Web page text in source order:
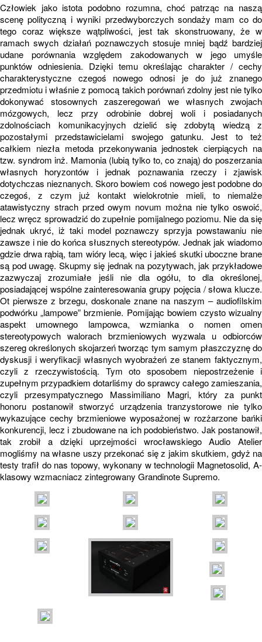
Człowiek jako istota podobno rozumna, choć patrząc na naszą
scenę polityczną i wyniki przedwyborczych sondaży mam co do
tego coraz większe wątpliwości, jest tak skonstruowany, że w
ramach swych działań poznawczych stosuje mniej bądź bardziej
udane porównania względem zakodowanych w jego umyśle
punktów odniesienia. Dzięki temu określając charakter / cechy
charakterystyczne czegoś nowego odnosi je do już znanego
przedmiotu i właśnie z pomocą takich porównań zdolny jest nie tylko
dokonywać stosownych zaszeregowań we własnych zwojach
mózgowych, lecz przy odrobinie dobrej woli i posiadanych
zdolnościach komunikacyjnych dzielić się zdobytą wiedzą z
pozostałymi przedstawicielami swojego gatunku. Jest to też
całkiem niezła metoda przekonywania jednostek cierpiących na
tzw. syndrom inż. Mamonia (lubią tylko to, co znają) do poszerzania
własnych horyzontów i jednak poznawania rzeczy i zjawisk
dotychczas nieznanych. Skoro bowiem coś nowego jest podobne do
czegoś, z czym już kontakt wielokrotnie mieli, to niemalże
atawistyczny strach przed owym novum można nie tylko oswoić,
lecz wręcz sprowadzić do zupełnie pomijalnego poziomu. Nie da się
jednak ukryć, iż taki model poznawczy sprzyja powstawaniu nie
zawsze i nie do końca słusznych stereotypów. Jednak jak wiadomo
gdzie drwa rąbią, tam wióry lecą, więc i jakieś skutki uboczne brane
są pod uwagę. Skupmy się jednak na pozytywach, jak przykładowe
zazwyczaj zrozumiałe jeśli nie dla ogółu, to dla określonej,
posiadającej wspólne zainteresowania grupy pojęcia / słowa klucze.
Ot pierwsze z brzegu, doskonale znane na naszym – audiofilskim
podwórku „lampowe” brzmienie. Pomijając bowiem czysto wizualny
aspekt umownego lampowca, wzmianka o nomen omen
stereotypowych walorach brzmieniowych wyzwala u odbiorców
szereg określonych skojarzeń tworząc tym samym płaszczyznę do
dyskusji i weryfikacji własnych wyobrażeń ze stanem faktycznym,
czyli z rzeczywistością. Tym oto sposobem niepostrzeżenie i
zupełnym przypadkiem dotarliśmy do sprawcy całego zamieszania,
czyli przesympatycznego Massimiliano Magri, który za punkt
honoru postanowił stworzyć urządzenia tranzystorowe nie tylko
wykazujące cechy brzmieniowe wyposażonej w rozżarzone bańki
konkurencji, lecz i zbudowane na ich podobieństwo. Jak postanowił,
tak zrobił a dzięki uprzejmości wrocławskiego Audio Atelier
mogliśmy na własne uszy przekonać się z jakim skutkiem, gdyż na
testy trafił do nas topowy, wykonany w technologii Magnetosolid, A-
klasowy wzmacniacz zintegrowany Grandinote Supremo.